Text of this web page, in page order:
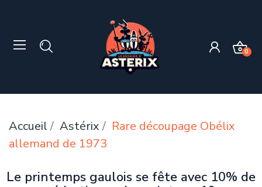
0
Accueil Astérix
Rare découpage Obélix
allemand de 1973
Le printemps gaulois se fête avec 10% de